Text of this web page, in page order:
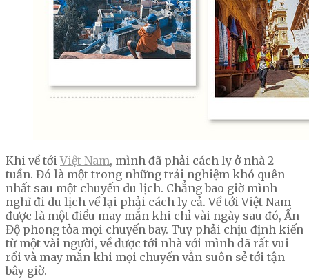
Khi về tớiViệt Nam, mình đã phải cách ly ở nhà 2
tuần. Đó là một trong những trải nghiệm khó quên
nhất sau một chuyến du lịch. Chẳng bao giờ mình
nghĩ đi du lịch về lại phải cách ly cả. Về tới Việt Nam
được là một điều may mắn khi chỉ vài ngày sau đó, Ấn
Độ phong tỏa mọi chuyến bay. Tuy phải chịu định kiến
từ một vài người, về được tới nhà với mình đã rất vui
rồi và may mắn khi mọi chuyến vẫn suôn sẻ tới tận
bây giờ.